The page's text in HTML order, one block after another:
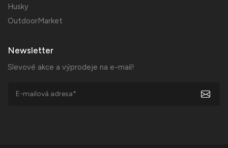
Husky
OutdoorMarket
Newsletter
Slevové akce a výprodeje na e-mail!